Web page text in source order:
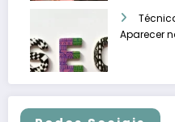
Aparecer